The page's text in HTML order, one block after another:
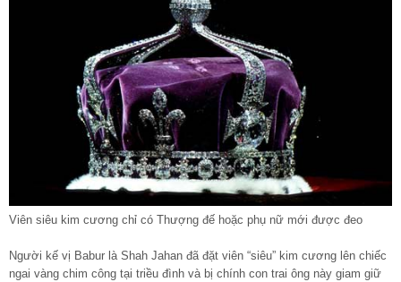
Viên siêu kim cương chỉ có Thượng đế hoặc phụ nữ mới được đeo
Người kế vị Babur là Shah Jahan đã đặt viên “siêu” kim cương lên chiếc
ngai vàng chim công tại triều đình và bị chính con trai ông này giam giữ